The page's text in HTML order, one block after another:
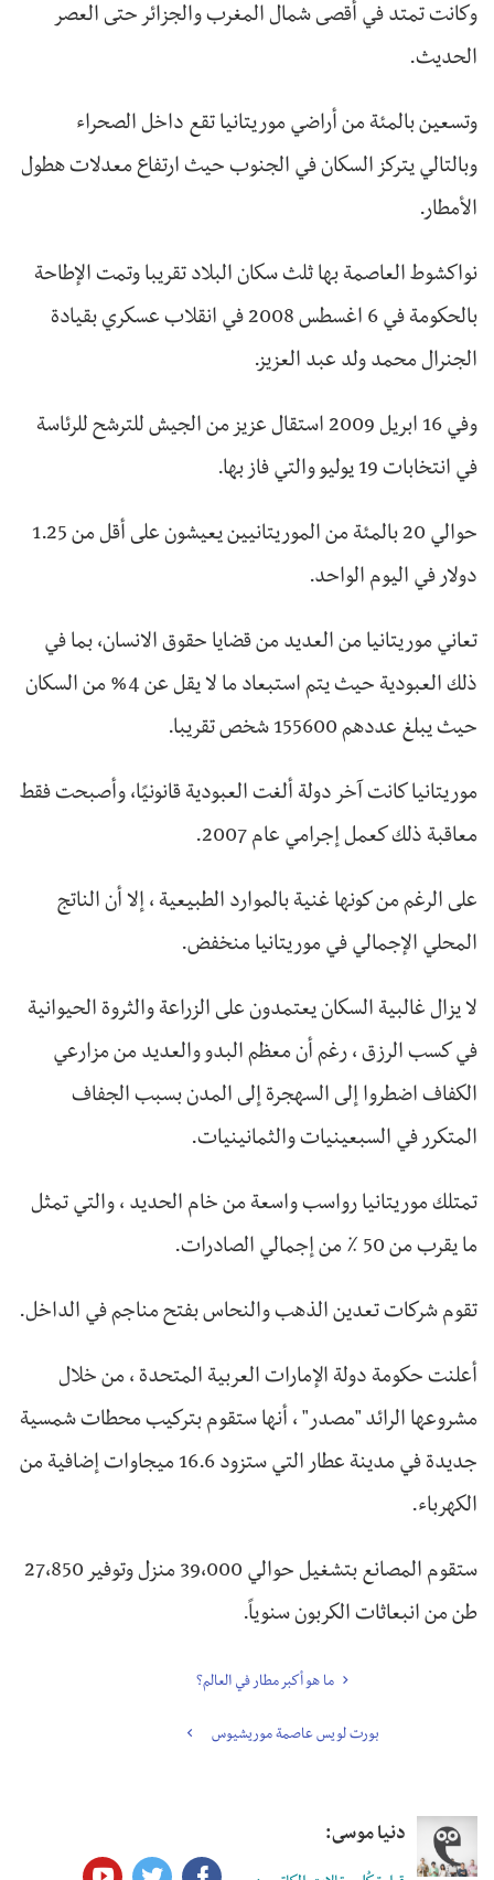
وكانت تمتد في أقصى شمال المغرب والجزائر حتى العصر
الحديث.
وتسعين بالمئة من أراضي موريتانيا تقع داخل الصحراء
وبالتالي يتركز السكان في الجنوب حيث ارتفاع معدلات هطول
الأمطار.
نواكشوط العاصمة بها ثلث سكان البلاد تقريبا وتمت الإطاحة
بالحكومة في 6 اغسطس 2008 في انقلاب عسكري بقيادة
الجنرال محمد ولد عبد العزيز.
وفي 16 ابريل 2009 استقال عزيز من الجيش للترشح للرئاسة
في انتخابات 19 يوليو والتي فاز بها.
حوالي 20 بالمئة من الموريتانيين يعيشون على أقل من 1.25
دولار في اليوم الواحد.
تعاني موريتانيا من العديد من قضايا حقوق الانسان، بما في
ذلك العبودية حيث يتم استبعاد ما لا يقل عن 4% من السكان
حيث يبلغ عددهم 155600 شخص تقريبا.
موريتانيا كانت آخر دولة ألغت العبودية قانونيًا، وأصبحت فقط
معاقبة ذلك كعمل إجرامي عام 2007.
على الرغم من كونها غنية بالموارد الطبيعية ، إلا أن الناتج
المحلي الإجمالي في موريتانيا منخفض.
لا يزال غالبية السكان يعتمدون على الزراعة والثروة الحيوانية
في كسب الرزق ، رغم أن معظم البدو والعديد من مزارعي
الكفاف اضطروا إلى السهجرة إلى المدن بسبب الجفاف
المتكرر في السبعينيات والثمانينيات.
تمتلك موريتانيا رواسب واسعة من خام الحديد ، والتي تمثل
ما يقرب من 50 ٪ من إجمالي الصادرات.
تقوم شركات تعدين الذهب والنحاس بفتح مناجم في الداخل.
أعلنت حكومة دولة الإمارات العربية المتحدة ، من خلال
مشروعها الرائد "مصدر" ، أنها ستقوم بتركيب محطات شمسية
جديدة في مدينة عطار التي ستزود 16.6 ميجاوات إضافية من
الكهرباء.
ستقوم المصانع بتشغيل حوالي 39،000 منزل وتوفير 27،850
طن من انبعاثات الكربون سنوياً.
ما هو أكبر مطار في العالم؟
بورت لويس عاصمة موريشيوس
دنيا موسى: